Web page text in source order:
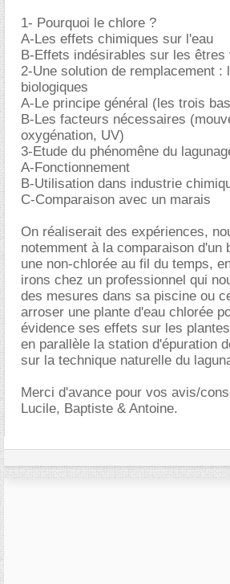
1- Pourquoi le chlore ?
A-Les effets chimiques sur l'eau
B-Effets indésirables sur les êtres
2-Une solution de remplacement :
biologiques
A-Le principe général (les trois
B-Les facteurs nécessaires
oxygénation, UV)
3-Etude du phénomêne du
A-Fonctionnement
B-Utilisation dans industrie
C-Comparaison avec un marais
On réaliserait des expériences,
notemment à la comparaison d'un
une non-chlorée au fil du temps,
irons chez un professionnel qui
des mesures dans sa piscine ou
arroser une plante d'eau chlorée
évidence ses effets sur les
en parallèle la station d'épuration
sur la technique naturelle du
Merci d'avance pour vos avis/
Lucile, Baptiste & Antoine.